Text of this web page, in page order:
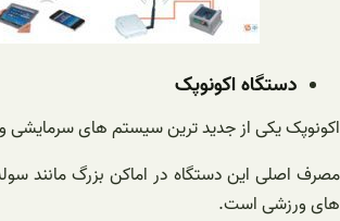
دستگاه اکونوپک
اکونوپک یکی از جدید ترین سیستم های سرمایشی
مصرف اصلی این دستگاه در اماکن بزرگ مانند
های ورزشی است.